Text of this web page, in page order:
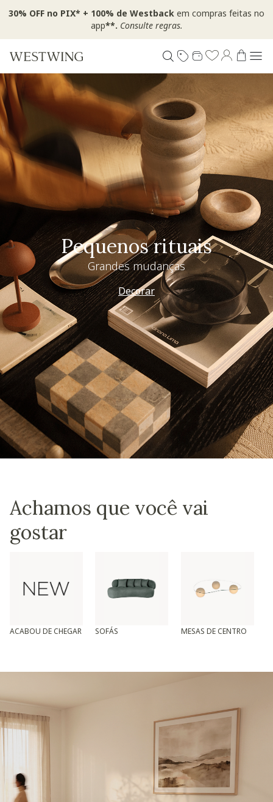
30% OFF no PIX* + 100% de Westback em compras feitas no
app**. Consulte regras.
Pequenos rituais
Grandes mudanças
Decorar
Achamos que você vai
gostar
ACABOU DE CHEGAR SOFÁS MESAS DE CENTRO